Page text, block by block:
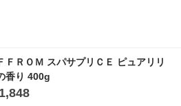
ＦＲＯＭ スパサプリＣＥ ピュアリリ
香り 400g